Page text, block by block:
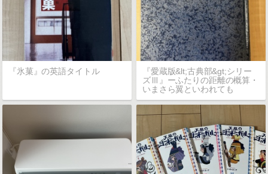
『氷菓』の英語タイトル
『愛蔵版&lt;古典部&gt;シリー
ズⅢ』ーふたりの距離の概算・
いまさら翼といわれても